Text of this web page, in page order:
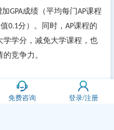
加GPA成绩（平均每门AP课程
0.1分）。同时， AP课程的
学学分，减免大学课程，也
竞争力。
免费咨询 登录/注册